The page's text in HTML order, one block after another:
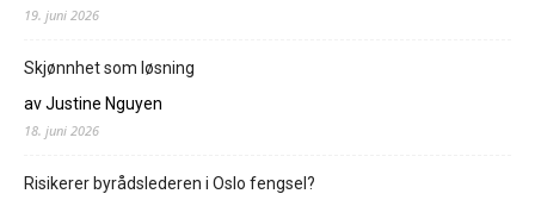
19. juni 2026
Skjønnhet som løsning
av Justine Nguyen
18. juni 2026
Risikerer byrådslederen i Oslo fengsel?